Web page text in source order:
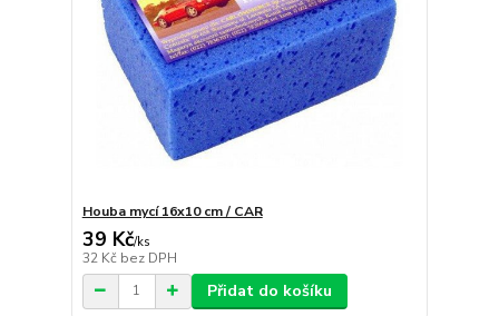
Houba mycí 16x10 cm / CAR
39 Kč/ks
32 Kč bez DPH
Přidat do košíku